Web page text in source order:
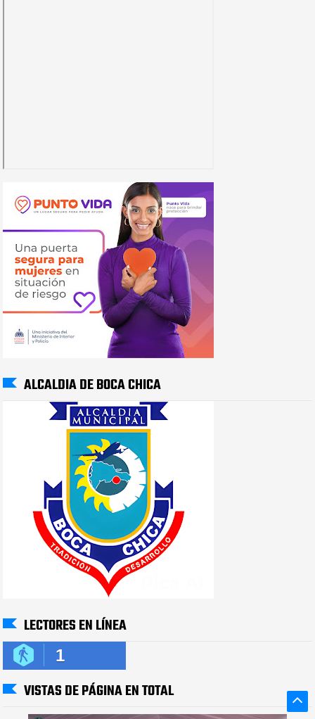
ALCALDIA DE BOCA CHICA
LECTORES EN LÍNEA
1
VISTAS DE PÁGINA EN TOTAL